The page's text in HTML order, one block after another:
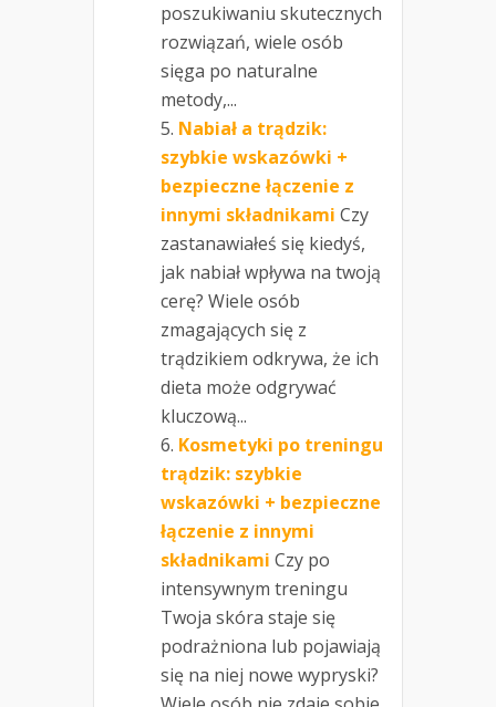
poszukiwaniu skutecznych
rozwiązań, wiele osób
sięga po naturalne
metody,...
Nabiał a trądzik:
szybkie wskazówki +
bezpieczne łączenie z
innymi składnikami Czy
zastanawiałeś się kiedyś,
jak nabiał wpływa na twoją
cerę? Wiele osób
zmagających się z
trądzikiem odkrywa, że ich
dieta może odgrywać
kluczową...
Kosmetyki po treningu
trądzik: szybkie
wskazówki + bezpieczne
łączenie z innymi
składnikami Czy po
intensywnym treningu
Twoja skóra staje się
podrażniona lub pojawiają
się na niej nowe wypryski?